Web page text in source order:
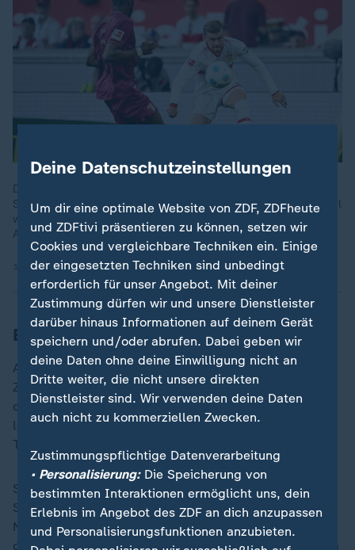
Der VfB Stuttgart hat am 33. Spieltag seine schwarze Heim-
Serie beendet und nach zuletzt sechs Niederlagen in Serie mal
wieder vor eigenem Publikum gewonnen. Gegen den FC
Augsburg hieß es 4:0.
11.05.2025 | 8:09 min
Einsatz von Stiller ist noch fraglich
Auch Hoeneß' erste Trainerstation, die U19 von Hertha
Zehlendorf (2011 bis 2013) war in Berlin. Dort dürfte
der VfB am Samstag in Bestbesetzung auflaufen,
lediglich der Einsatz des am Sprunggelenk verletzten
Taktgebers Angelo Stiller ist noch fraglich.
Sollte es VfB-Kapitän Atakan Karazor sein, der am
Samstagabend als Erster den Pokal in den Berliner
Nachthimmel reckt, wäre vergessen, dass die zu Ende
gegangene Bundesligasaison nicht optimal lief. Zudem
Deine Datenschutzeinstellungen
Um dir eine optimale Website von ZDF, ZDFheute
und ZDFtivi präsentieren zu können, setzen wir
Cookies und vergleichbare Techniken ein. Einige
der eingesetzten Techniken sind unbedingt
erforderlich für unser Angebot. Mit deiner
Zustimmung dürfen wir und unsere Dienstleister
darüber hinaus Informationen auf deinem Gerät
speichern und/oder abrufen. Dabei geben wir
deine Daten ohne deine Einwilligung nicht an
Dritte weiter, die nicht unsere direkten
Dienstleister sind. Wir verwenden deine Daten
auch nicht zu kommerziellen Zwecken.
Zustimmungspflichtige Datenverarbeitung
• Personalisierung:Die Speicherung von
bestimmten Interaktionen ermöglicht uns, dein
Erlebnis im Angebot des ZDF an dich anzupassen
und Personalisierungsfunktionen anzubieten.